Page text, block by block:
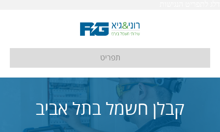
תפריט
קבלן חשמל בתל אביב